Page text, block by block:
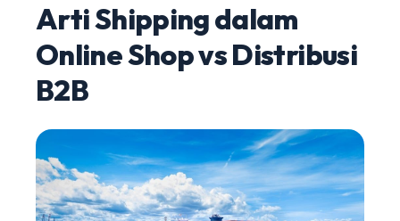
Arti Shipping dalam
Online Shop vs Distribusi
B2B